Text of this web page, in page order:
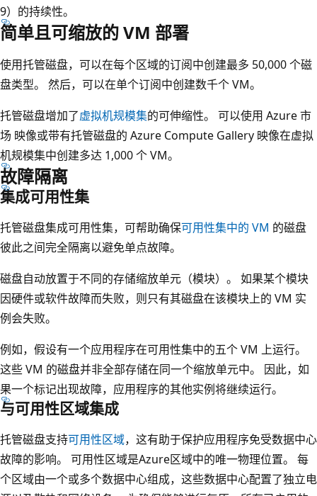
9）的持续性。
简单且可缩放的 VM 部署
使用托管磁盘，可以在每个区域的订阅中创建最多 50,000 个磁
盘类型。 然后，可以在单个订阅中创建数千个 VM。
托管磁盘增加了虚拟机规模集的可伸缩性。 可以使用 Azure 市
场 映像或带有托管磁盘的 Azure Compute Gallery 映像在虚拟
机规模集中创建多达 1,000 个 VM。
故障隔离
集成可用性集
托管磁盘集成可用性集，可帮助确保可用性集中的 VM 的磁盘
彼此之间完全隔离以避免单点故障。
磁盘自动放置于不同的存储缩放单元（模块）。 如果某个模块
因硬件或软件故障而失败，则只有其磁盘在该模块上的 VM 实
例会失败。
例如，假设有一个应用程序在可用性集中的五个 VM 上运行。
这些 VM 的磁盘并非全部存储在同一个缩放单元中。 因此，如
果一个标记出现故障，应用程序的其他实例将继续运行。
与可用性区域集成
托管磁盘支持可用性区域，这有助于保护应用程序免受数据中心
故障的影响。 可用性区域是Azure区域中的唯一物理位置。 每
个区域由一个或多个数据中心组成，这些数据中心配置了独立电